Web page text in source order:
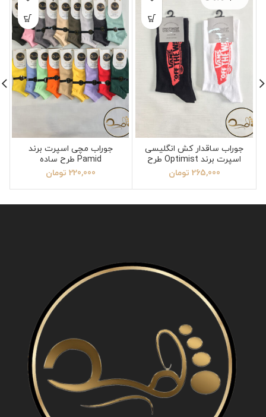
جوراب ساقدار کش انگلیسی
اسپرت برند Optimist طرح
ونس
265,000 تومان
جوراب مچی اسپرت برند
Pamid طرح ساده
220,000 تومان